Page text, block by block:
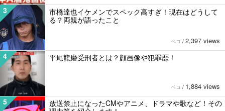
3
市橋達也イケメンでスペック高すぎ！現在はどうして
る？両親が語ったこと
ペコ / 2,397 views
4 平尾龍磨受刑者とは？顔画像や犯罪歴！
ペコ / 1,884 views
5
放送禁止になったCMやアニメ、ドラマや歌など！その